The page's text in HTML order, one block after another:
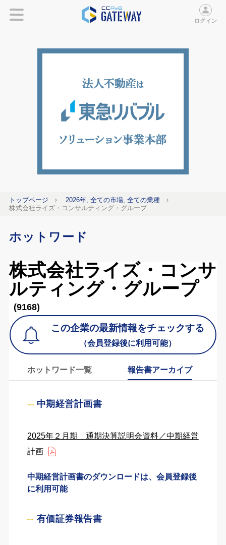
ログイン
トップページ
2026年, 全ての市場, 全ての業種
株式会社ライズ・コンサルティング・グループ
ホットワード
株式会社ライズ・コンサ
ルティング・グループ
(9168)
この企業の最新情報をチェックする
（会員登録後に利用可能）
ホットワード一覧 報告書アーカイブ
中期経営計画書
2025年２月期 通期決算説明会資料／中期経営
計画
中期経営計画書のダウンロードは、会員登録後
に利用可能
有価証券報告書